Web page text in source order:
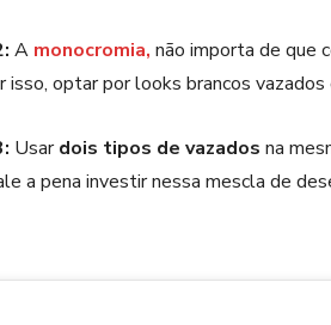
A monocromia, não importa de que
isso, optar por looks brancos vazados
Usardois tipos de vazados na
a pena investir nessa mescla de